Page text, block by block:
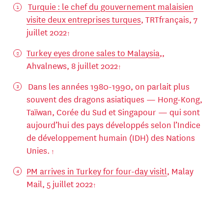
Turquie : le chef du gouvernement malaisien
visite deux entreprises turques, TRTfrançais, 7
juillet 2022
Turkey eyes drone sales to Malaysia,,
Ahvalnews, 8 juillet 2022
Dans les années 1980-1990, on parlait plus
souvent des dragons asiatiques — Hong-Kong,
Taïwan, Corée du Sud et Singapour — qui sont
aujourd’hui des pays développés selon l’Indice
de développement humain (IDH) des Nations
Unies.
PM arrives in Turkey for four-day visitl, Malay
Mail, 5 juillet 2022